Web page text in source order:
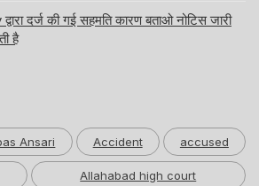
दर्ज की गई सहमति कारण बताओ नोटिस जारी
है
Ansari Accident accused
Allahabad high court